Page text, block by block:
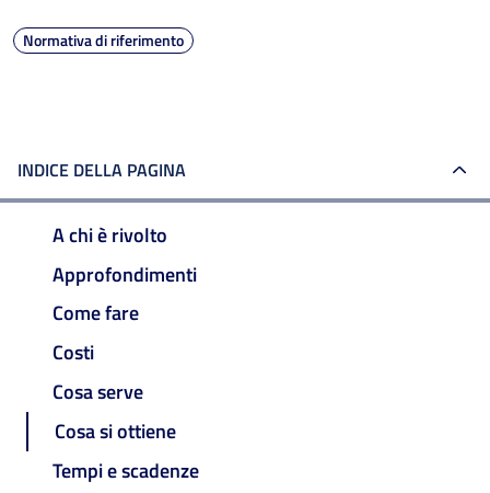
Normativa di riferimento
INDICE DELLA PAGINA
A chi è rivolto
Approfondimenti
Come fare
Costi
Cosa serve
Cosa si ottiene
Tempi e scadenze